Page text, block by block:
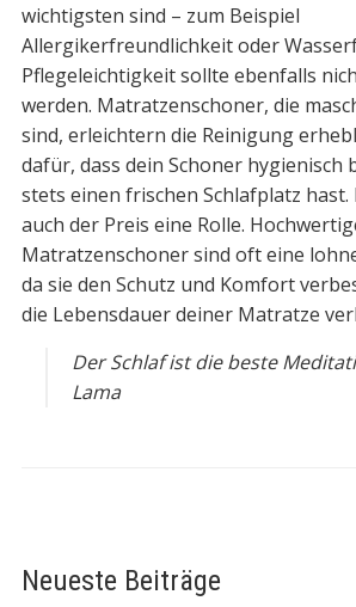
Neueste Beiträge
wichtigsten sind – zum Beispiel
Allergikerfreundlichkeit oder
Pflegeleichtigkeit sollte ebenfalls
werden. Matratzenschoner, die
sind, erleichtern die Reinigung
dafür, dass dein Schoner hygienisch
stets einen frischen Schlafplatz
auch der Preis eine Rolle.
Matratzenschoner sind oft eine
da sie den Schutz und Komfort
die Lebensdauer deiner Matratze
Der Schlaf ist die beste
Lama